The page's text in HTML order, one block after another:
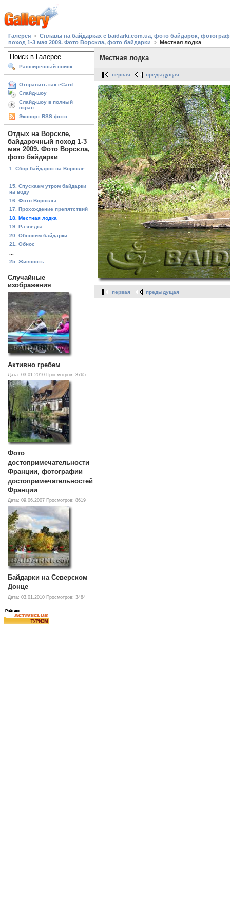
Галерея
Сплавы на байдарках с baidarki.com.ua, фото байдарок,
поход 1-3 мая 2009. Фото Ворскла, фото байдарки
Местная лодка
Расширенный поиск
Отправить как eCard
Слайд-шоу
Слайд-шоу в полный
экран
Экспорт RSS фото
Отдых на Ворскле,
байдарочный поход 1-3
мая 2009. Фото Ворскла,
фото байдарки
1. Сбор байдарок на Ворскле
15. Спускаем утром байдарки
на воду
16. Фото Ворсклы
17. Прохождение препятствий
18. Местная лодка
19. Разведка
20. Обносим байдарки
21. Обнос
25. Живность
Случайные
изображения
Активно гребем
Дата: 03.01.2010 Просмотров: 3765
Фото
достопримечательности
Франции, фотографии
достопримечательностей
Франции
Дата: 09.06.2007 Просмотров: 8619
Байдарки на Северском
Донце
Дата: 03.01.2010 Просмотров: 3484
Местная лодка
первая предыдущая
первая предыдущая